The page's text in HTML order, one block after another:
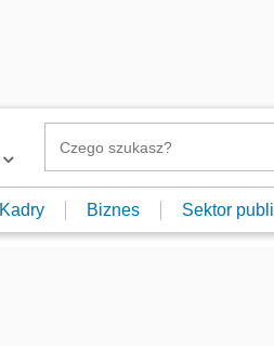
Kadry Biznes Sektor